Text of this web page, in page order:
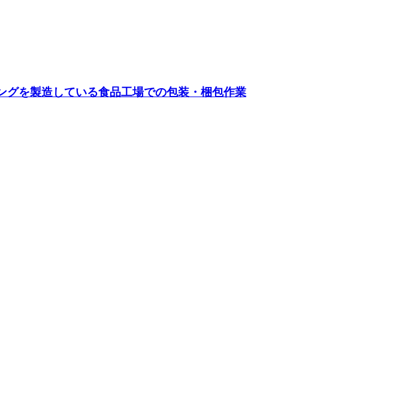
グを製造している食品工場での包装・梱包作業